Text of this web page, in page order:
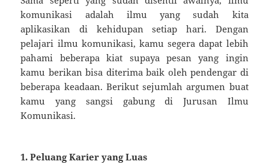
komunikasi adalah ilmu yang sudah kita
aplikasikan di kehidupan setiap hari. Dengan
pelajari ilmu komunikasi, kamu segera dapat lebih
pahami beberapa kiat supaya pesan yang ingin
kamu berikan bisa diterima baik oleh pendengar di
beberapa keadaan. Berikut sejumlah argumen buat
kamu yang sangsi gabung di Jurusan Ilmu
Komunikasi.
1. Peluang Karier yang Luas